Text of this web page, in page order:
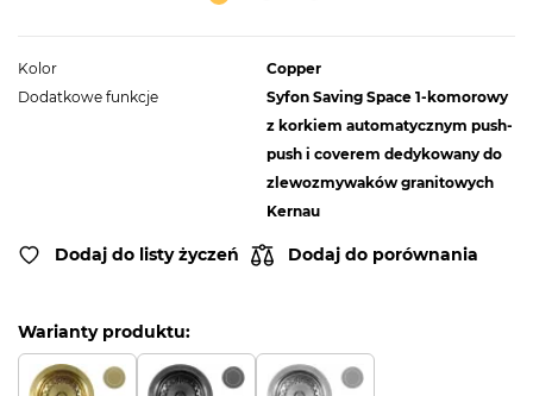
Kolor
Copper
Dodatkowe funkcje
Syfon Saving Space 1-komorowy
z korkiem automatycznym push-
push i coverem dedykowany do
zlewozmywaków granitowych
Kernau
Dodaj do listy życzeń Dodaj do porównania
Warianty produktu: